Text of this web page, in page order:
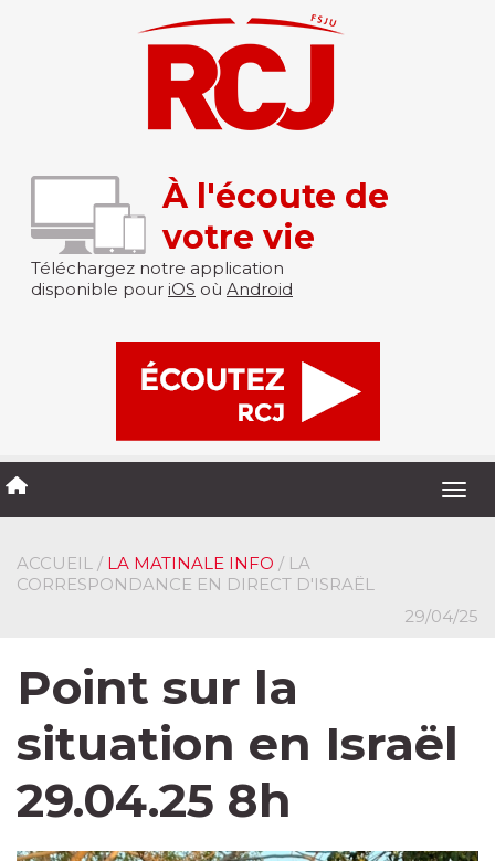
À l'écoute de
votre vie
Téléchargez notre application
disponible pour iOS où Android
ACCUEIL / LA MATINALE INFO / LA
CORRESPONDANCE EN DIRECT D'ISRAËL
29/04/25
Point sur la
situation en Israël
29.04.25 8h